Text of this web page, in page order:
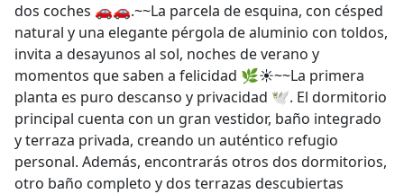
dos coches 🚗🚗.~~La parcela de esquina, con césped
natural y una elegante pérgola de aluminio con toldos,
invita a desayunos al sol, noches de verano y
momentos que saben a felicidad 🌿☀️~~La primera
planta es puro descanso y privacidad 🕊️. El dormitorio
principal cuenta con un gran vestidor, baño integrado
y terraza privada, creando un auténtico refugio
personal. Además, encontrarás otros dos dormitorios,
otro baño completo y dos terrazas descubiertas